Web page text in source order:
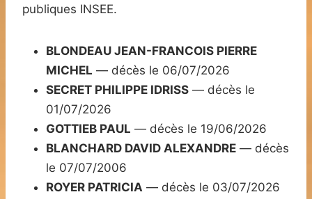
publiques INSEE.
BLONDEAU JEAN-FRANCOIS PIERRE
MICHEL — décès le 06/07/2026
SECRET PHILIPPE IDRISS — décès le
01/07/2026
GOTTIEB PAUL — décès le 19/06/2026
BLANCHARD DAVID ALEXANDRE — décès
le 07/07/2006
ROYER PATRICIA — décès le 03/07/2026